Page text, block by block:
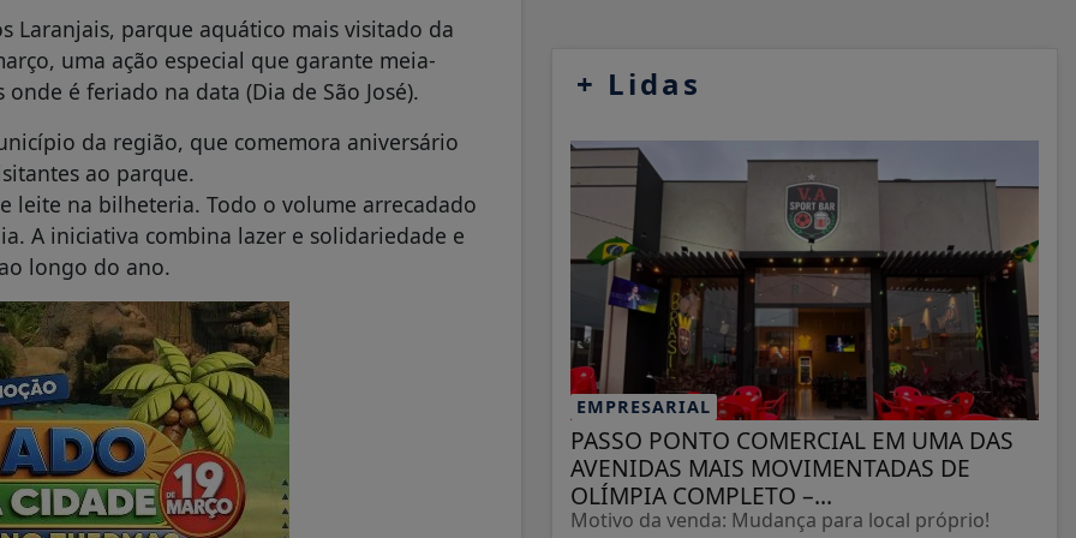
Laranjais, parque aquático mais visitado da
uma ação especial que garante meia-
é feriado na data (Dia de São José).
da região, que comemora aniversário
ao parque.
leite na bilheteria. Todo o volume arrecadado
A iniciativa combina lazer e solidariedade e
longo do ano.
+ Lidas
EMPRESARIAL
PASSO PONTO COMERCIAL EM UMA DAS
AVENIDAS MAIS MOVIMENTADAS DE
OLÍMPIA COMPLETO –...
Motivo da venda: Mudança para local próprio!